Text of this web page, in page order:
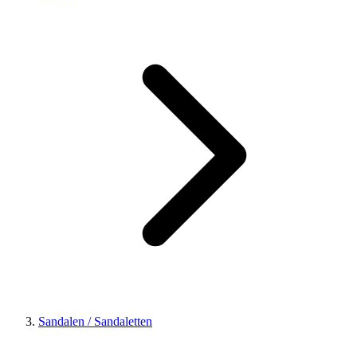
Sandalen / Sandaletten